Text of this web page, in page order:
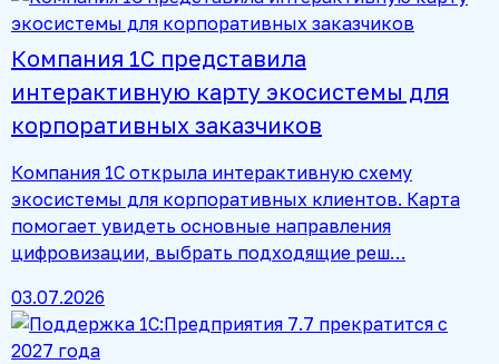
Компания 1С представила
интерактивную карту экосистемы для
корпоративных заказчиков
Компания 1С открыла интерактивную схему
экосистемы для корпоративных клиентов. Карта
помогает увидеть основные направления
цифровизации, выбрать подходящие реш…
03.07.2026